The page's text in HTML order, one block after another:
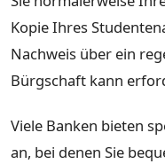
Kopie Ihres
Nachweis über ein
Bürgschaft kann
Viele Banken bieten
an, bei denen Sie